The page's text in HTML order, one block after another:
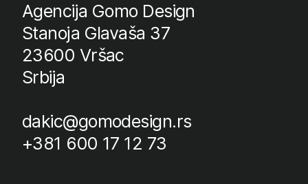
Agencija Gomo Design
Stanoja Glavaša 37
23600 Vršac
Srbija
dakic@gomodesign.rs
+381 600 17 12 73